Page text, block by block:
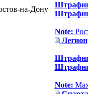
на-Дону
Note:
Легион
Note: